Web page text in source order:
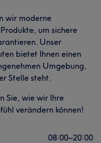
wir moderne
um sichere
Unser
bietet Ihnen einen
Umgebung,
Stelle steht.
Sie, wie wir Ihre
verändern können!
08:00–20:00